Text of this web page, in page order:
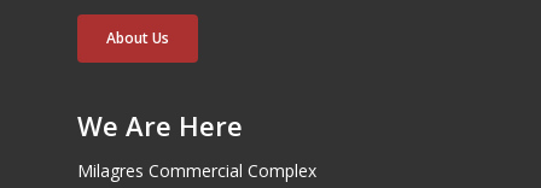
About Us
We Are Here
Milagres Commercial Complex